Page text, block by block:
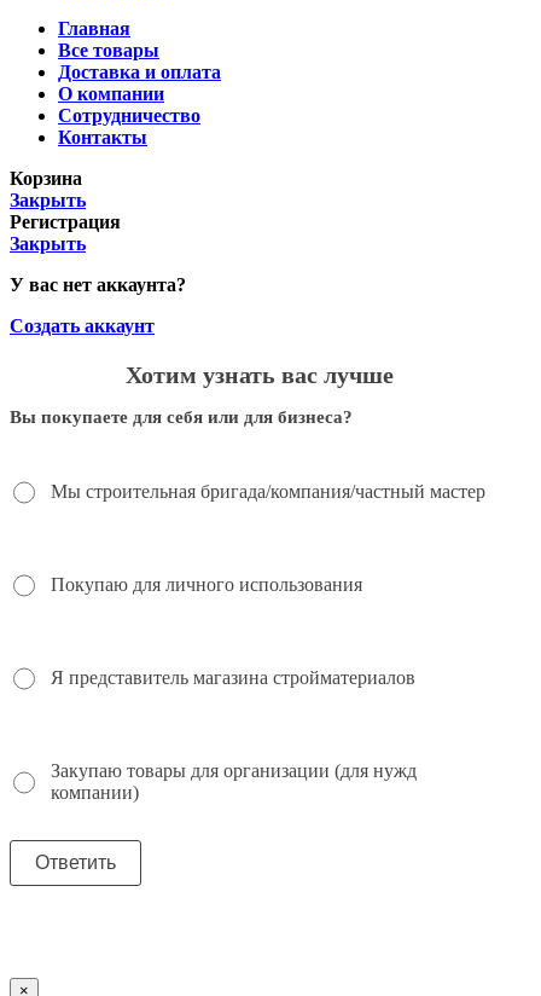
Главная
Все товары
Доставка и оплата
О компании
Сотрудничество
Контакты
Корзина
Закрыть
Регистрация
Закрыть
У вас нет аккаунта?
Создать аккаунт
Хотим узнать вас лучше
Вы покупаете для себя или для бизнеса?
Мы строительная бригада/компания/частный мастер
Покупаю для личного использования
Я представитель магазина стройматериалов
Закупаю товары для организации (для нужд
компании)
×